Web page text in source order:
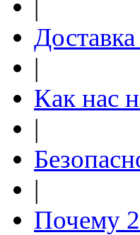
|
|
Как нас
|
|
Почему